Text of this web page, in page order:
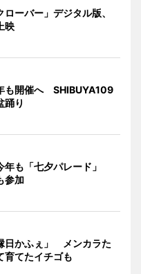
ーバー」デジタル版、
映
も開催へ SHIBUYA109
踊り
年も「七夕パレード」
参加
日かふぇ」 メンカラた
育てたイチゴも